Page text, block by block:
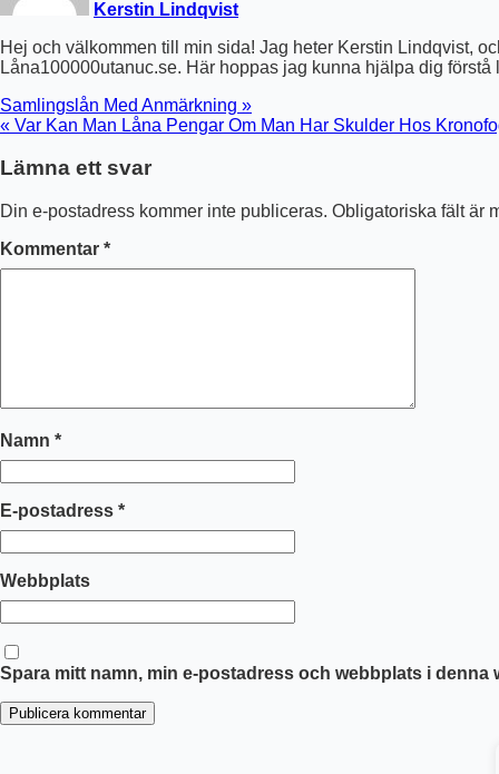
Kerstin Lindqvist
Hej och välkommen till min sida! Jag heter Kerstin Lindqvist,
Låna100000utanuc.se. Här hoppas jag kunna hjälpa dig
Inläggsnavigering
Samlingslån Med Anmärkning »
« Var Kan Man Låna Pengar Om Man Har Skulder Hos
Lämna ett svar
Din e-postadress kommer inte publiceras. Obligatoriska fält är
Kommentar *
Namn *
E-postadress *
Webbplats
Spara mitt namn, min e-postadress och webbplats i